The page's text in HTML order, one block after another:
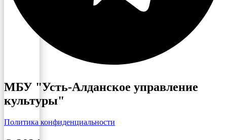
МБУ "Усть-Алданское управление
культуры"
Политика конфиденциальности